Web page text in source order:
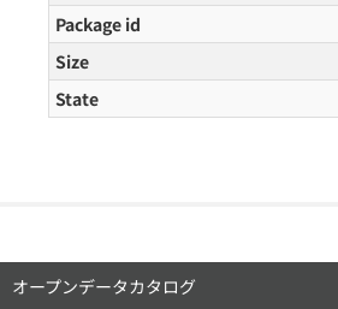
Package id
Size
State
オープンデータカタログ